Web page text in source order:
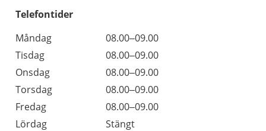
Telefontider
Måndag
08.00–09.00
Tisdag
08.00–09.00
Onsdag
08.00–09.00
Torsdag
08.00–09.00
Fredag
08.00–09.00
Lördag
Stängt